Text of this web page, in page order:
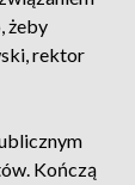
żeby
rektor
Kończą